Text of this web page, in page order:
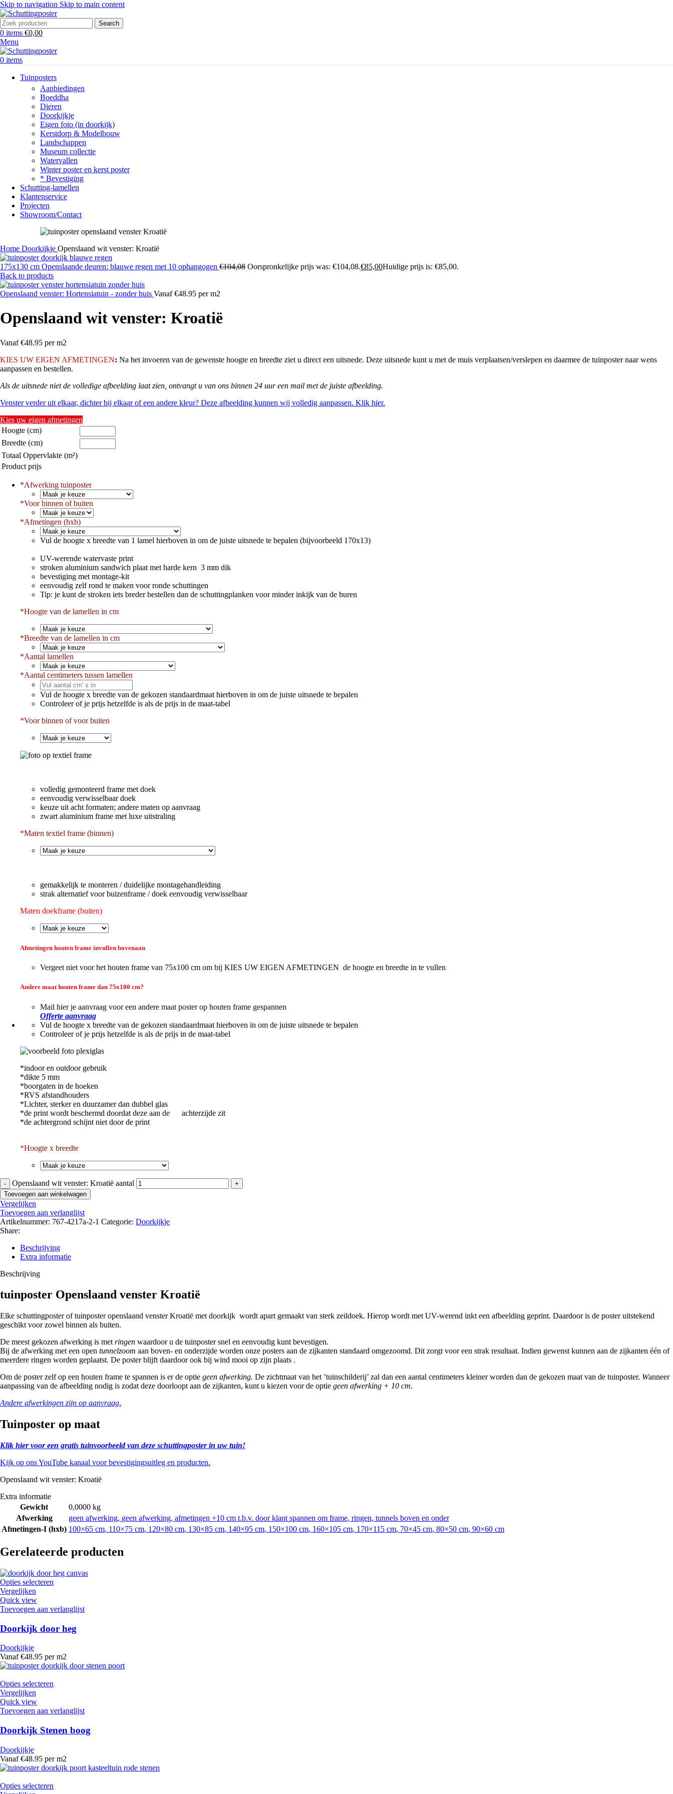
Skip to navigation Skip to main content
Search
0 items €0,00
Menu
0 items
Tuinposters
Aanbiedingen
Boeddha
Dieren
Doorkijkje
Eigen foto (in doorkijk)
Kerstdorp & Modelbouw
Landschappen
Museum collectie
Watervallen
Winter poster en kerst poster
* Bevestiging
Schutting-lamellen
Klantenservice
Projecten
Showroom/Contact
Home Doorkijkje Openslaand wit venster: Kroatië
175x130 cm Openslaande deuren: blauwe regen met 10 ophangogen €104,08 Oorspronkelijke prijs was: €104,08.€85,00Huidige prijs is: €85,00.
Back to products
Openslaand venster: Hortensiatuin - zonder huis Vanaf €48.95 per m2
Openslaand wit venster: Kroatië
Vanaf €48.95 per m2
KIES UW EIGEN AFMETINGEN: Na het invoeren van de gewenste hoogte en breedte ziet u direct een uitsnede. Deze uitsnede kunt u met de muis verplaatsen/verslepen en daarmee de tuinposter naar wens
aanpassen en bestellen.
Als de uitsnede niet de volledige afbeelding laat zien, ontvangt u van ons binnen 24 uur een mail met de juiste afbeelding.
Venster verder uit elkaar, dichter bij elkaar of een andere kleur? Deze afbeelding kunnen wij volledig aanpassen. Klik hier.
Kies uw eigen afmetingen
Hoogte (cm)
Breedte (cm)
Totaal Oppervlakte (m²)
Product prijs
*Afwerking tuinposter
*Voor binnen of buiten
*Afmetingen (hxb)
Vul de hoogte x breedte van 1 lamel hierboven in om de juiste uitsnede te bepalen (bijvoorbeeld 170x13)
UV-werende watervaste print
stroken aluminium sandwich plaat met harde kern 3 mm dik
bevestiging met montage-kit
eenvoudig zelf rond te maken voor ronde schuttingen
Tip: je kunt de stroken iets breder bestellen dan de schuttingplanken voor minder inkijk van de buren
*Hoogte van de lamellen in cm
*Breedte van de lamellen in cm
*Aantal lamellen
*Aantal centimeters tussen lamellen
Vul de hoogte x breedte van de gekozen standaardmaat hierboven in om de juiste uitsnede te bepalen
Controleer of je prijs hetzelfde is als de prijs in de maat-tabel
*Voor binnen of voor buiten
volledig gemonteerd frame met doek
eenvoudig verwisselbaar doek
keuze uit acht formaten; andere maten op aanvraag
zwart aluminium frame met luxe uitstraling
*Maten textiel frame (binnen)
gemakkelijk te monteren / duidelijke montagehandleiding
strak alternatief voor buizenframe / doek eenvoudig verwisselbaar
Maten doekframe (buiten)
Afmetingen houten frame invullen bovenaan
Vergeet niet voor het houten frame van 75x100 cm om bij KIES UW EIGEN AFMETINGEN de hoogte en breedte in te vullen
Andere maat houten frame dan 75x100 cm?
Mail hier je aanvraag voor een andere maat poster op houten frame gespannen
Offerte aanvraag
Vul de hoogte x breedte van de gekozen standaardmaat hierboven in om de juiste uitsnede te bepalen
Controleer of je prijs hetzelfde is als de prijs in de maat-tabel
*indoor en outdoor gebruik
*dikte 5 mm
*boorgaten in de hoeken
*RVS afstandhouders
*Lichter, sterker en duurzamer dan dubbel glas
*de print wordt beschermd doordat deze aan de achterzijde zit
*de achtergrond schijnt niet door de print
*Hoogte x breedte
Openslaand wit venster: Kroatië aantal
Toevoegen aan winkelwagen
Vergelijken
Toevoegen aan verlanglijst
Artikelnummer: 767-4217a-2-1 Categorie: Doorkijkje
Share:
Beschrijving
Extra informatie
Beschrijving
tuinposter Openslaand venster Kroatië
Elke schuttingposter of tuinposter openslaand venster Kroatië met doorkijk wordt apart gemaakt van sterk zeildoek. Hierop wordt met UV-werend inkt een afbeelding geprint. Daardoor is de poster uitstekend
geschikt voor zowel binnen als buiten.
De meest gekozen afwerking is met ringen waardoor u de tuinposter snel en eenvoudig kunt bevestigen.
Bij de afwerking met een open tunnelzoom aan boven- en onderzijde worden onze posters aan de zijkanten standaard omgezoomd. Dit zorgt voor een strak resultaat. Indien gewenst kunnen aan de zijkanten één of
meerdere ringen worden geplaatst. De poster blijft daardoor ook bij wind mooi op zijn plaats .
Om de poster zelf op een houten frame te spannen is er de optie geen afwerking. De zichtmaat van het ’tuinschilderij’ zal dan een aantal centimeters kleiner worden dan de gekozen maat van de tuinposter. Wanneer
aanpassing van de afbeelding nodig is zodat deze doorloopt aan de zijkanten, kunt u kiezen voor de optie geen afwerking + 10 cm.
Andere afwerkingen zijn op aanvraag.
Tuinposter op maat
Klik hier voor een gratis tuinvoorbeeld van deze schuttingposter in uw tuin!
Kijk op ons YouTube kanaal voor bevestigingsuitleg en producten.
Openslaand wit venster: Kroatië
Extra informatie
Gewicht
0,0000 kg
Afwerking
geen afwerking, geen afwerking, afmetingen +10 cm t.b.v. door klant spannen om frame, ringen, tunnels boven en onder
Afmetingen-I (hxb) 100×65 cm, 110×75 cm, 120×80 cm, 130×85 cm, 140×95 cm, 150×100 cm, 160×105 cm, 170×115 cm, 70×45 cm, 80×50 cm, 90×60 cm
Gerelateerde producten
Opties selecteren
Vergelijken
Quick view
Toevoegen aan verlanglijst
Doorkijk door heg
Doorkijkje
Vanaf €48.95 per m2
Opties selecteren
Vergelijken
Quick view
Toevoegen aan verlanglijst
Doorkijk Stenen boog
Doorkijkje
Vanaf €48.95 per m2
Opties selecteren